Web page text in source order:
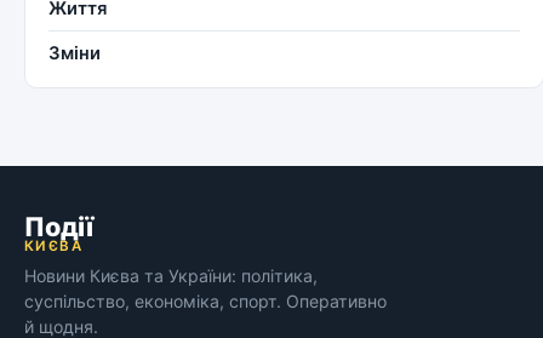
Життя
Зміни
Події
КИЄВА
Новини Києва та України: політика,
суспільство, економіка, спорт. Оперативно
й щодня.